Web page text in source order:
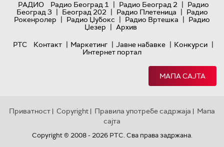
РАДИО
Радио Београд 1 | Радио Београд 2 | Радио
Београд 3 | Београд 202 | Радио Плетеница | Радио
Рокенролер | Радио Џубокс | Радио Вртешка | Радио
Џезер | Архив
РТС
Контакт | Маркетинг | Јавне набавке | Конкурси |
Интернет портал
МАПА САЈТА
Приватност | Copyright | Правила употребе садржаја | Мапа
сајта
Copyright © 2008 - 2026 РТС. Сва права задржана.